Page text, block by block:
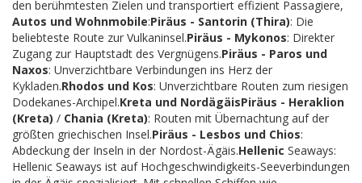
den berühmtesten Zielen und transportiert effizient Passagiere,
Autos und Wohnmobile:Piräus - Santorin (Thira): Die
beliebteste Route zur Vulkaninsel.Piräus - Mykonos: Direkter
Zugang zur Hauptstadt des Vergnügens.Piräus - Paros und
Naxos: Unverzichtbare Verbindungen ins Herz der
Kykladen.Rhodos und Kos: Unverzichtbare Routen zum riesigen
Dodekanes-Archipel.Kreta und NordägäisPiräus - Heraklion
(Kreta) / Chania (Kreta): Routen mit Übernachtung auf der
größten griechischen Insel.Piräus - Lesbos und Chios:
Abdeckung der Inseln in der Nordost-Ägäis.Hellenic Seaways:
Hellenic Seaways ist auf Hochgeschwindigkeits-Seeverbindungen